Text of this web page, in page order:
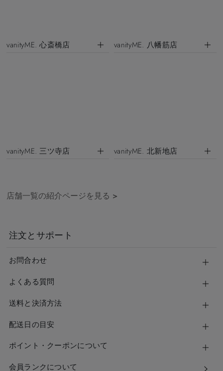
vanityME. 心斎橋店 vanityME. 八幡筋店
vanityME. 三ツ寺店 vanityME. 北新地店
店舗一覧の紹介ページを見る >
注文とサポート
お問合わせ
よくある質問
送料と決済方法
配送日の目安
ポイント・クーポンについて
会員ランクについて